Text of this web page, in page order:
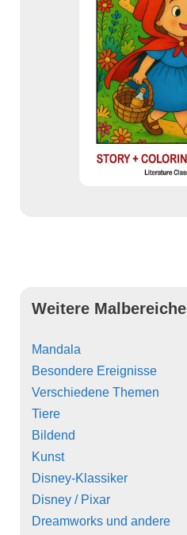
Weitere Malbereiche
Mandala
Besondere Ereignisse
Verschiedene Themen
Tiere
Bildend
Kunst
Disney-Klassiker
Disney / Pixar
Dreamworks und andere